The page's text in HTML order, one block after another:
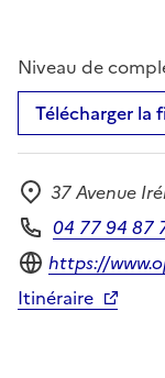
Niveau de
Télécharger la
Adresse
37 Avenue
Téléphone
04 77 94 87
Site internet
https://
Itinéraire